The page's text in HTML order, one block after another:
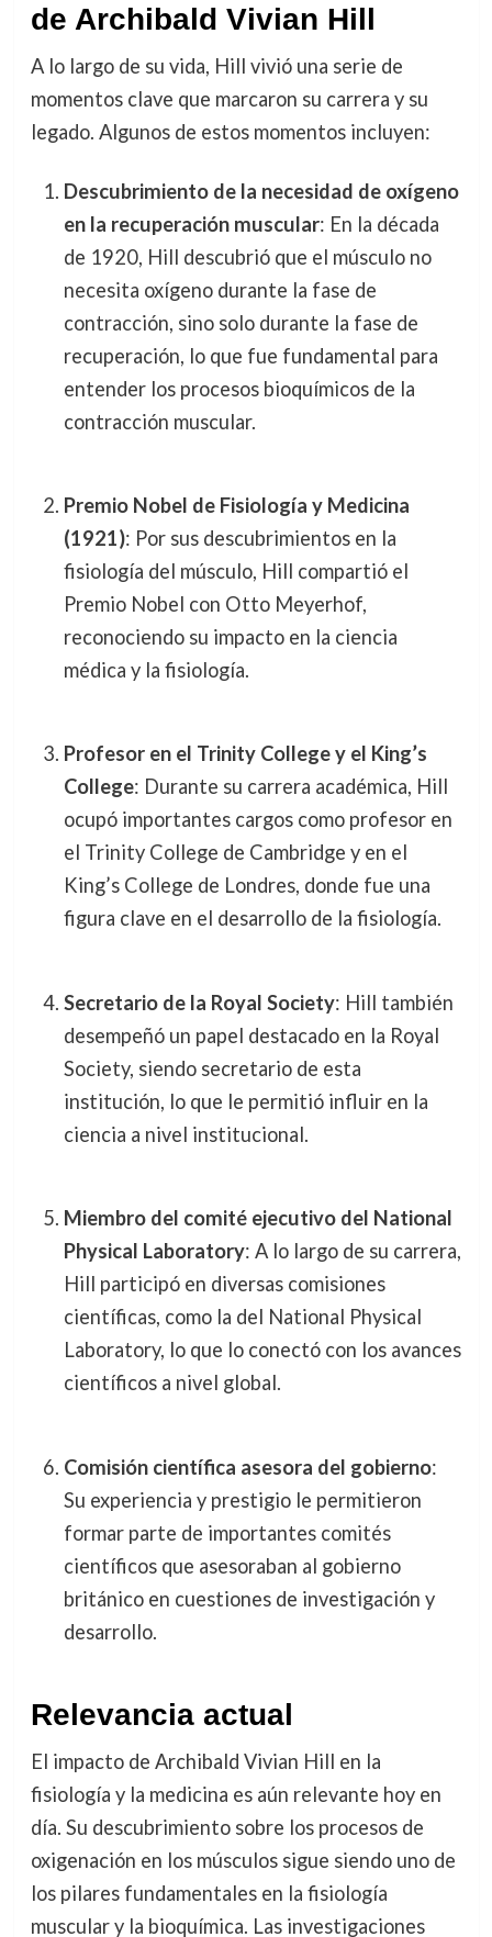
de Archibald Vivian Hill
A lo largo de su vida, Hill vivió una serie de
momentos clave que marcaron su carrera y su
legado. Algunos de estos momentos incluyen:
Descubrimiento de la necesidad de oxígeno
en la recuperación muscular: En la década
de 1920, Hill descubrió que el músculo no
necesita oxígeno durante la fase de
contracción, sino solo durante la fase de
recuperación, lo que fue fundamental para
entender los procesos bioquímicos de la
contracción muscular.
Premio Nobel de Fisiología y Medicina
(1921): Por sus descubrimientos en la
fisiología del músculo, Hill compartió el
Premio Nobel con Otto Meyerhof,
reconociendo su impacto en la ciencia
médica y la fisiología.
Profesor en el Trinity College y el King’s
College: Durante su carrera académica, Hill
ocupó importantes cargos como profesor en
el Trinity College de Cambridge y en el
King’s College de Londres, donde fue una
figura clave en el desarrollo de la fisiología.
Secretario de la Royal Society: Hill también
desempeñó un papel destacado en la Royal
Society, siendo secretario de esta
institución, lo que le permitió influir en la
ciencia a nivel institucional.
Miembro del comité ejecutivo del National
Physical Laboratory: A lo largo de su carrera,
Hill participó en diversas comisiones
científicas, como la del National Physical
Laboratory, lo que lo conectó con los avances
científicos a nivel global.
Comisión científica asesora del gobierno:
Su experiencia y prestigio le permitieron
formar parte de importantes comités
científicos que asesoraban al gobierno
británico en cuestiones de investigación y
desarrollo.
Relevancia actual
El impacto de Archibald Vivian Hill en la
fisiología y la medicina es aún relevante hoy en
día. Su descubrimiento sobre los procesos de
oxigenación en los músculos sigue siendo uno de
los pilares fundamentales en la fisiología
muscular y la bioquímica. Las investigaciones